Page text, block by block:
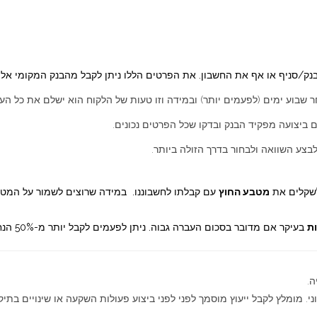
שבוע ימים (לפעמים יותר) ובמידה וזו טעות של הלקוח הוא ישלם את
מפקיד הבנק ובדקו שכל הפרטים נכונים.
השוואה ולבחור בדרך הזולה ביותר.
את מטבע החוץ עם קבלתו לחשבוננו. במידה שרוצים לשמור על
בעיקר אם מדובר בסכום העברה גבוה. ניתן לפעמים לקבל יותר מ-50% הנחה בעמלות.
מומלץ לקבל ייעוץ מוסמך לפני לפני ביצוע פעולות השקעה או שינויים